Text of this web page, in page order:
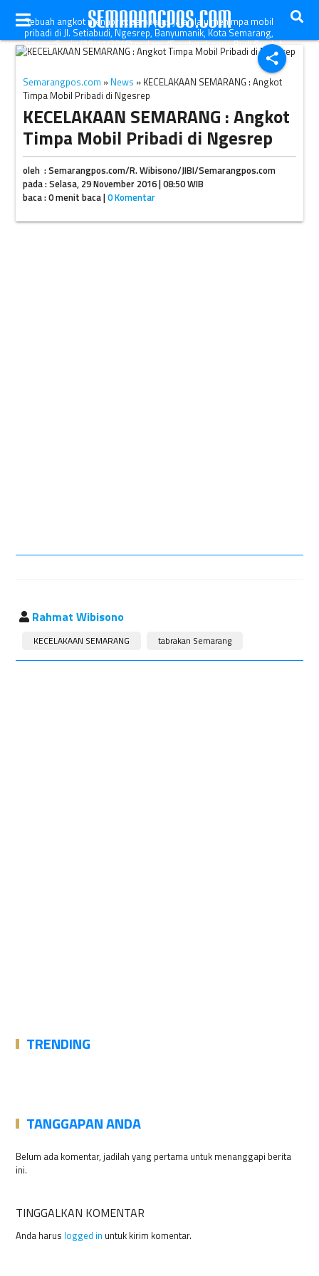
share
Sebuah angkot menabrak pembatas jalan lalu menimpa mobil
pribadi di Jl. Setiabudi, Ngesrep, Banyumanik, Kota Semarang,
Jateng, Senin (28/11/2016) malam. (Facebook.com-Budi Susilo)
Semarangpos.com » News » KECELAKAAN SEMARANG : Angkot
Timpa Mobil Pribadi di Ngesrep
KECELAKAAN SEMARANG : Angkot
Timpa Mobil Pribadi di Ngesrep
oleh : Semarangpos.com/R. Wibisono/JIBI/Semarangpos.com
pada : Selasa, 29 November 2016 | 08:50 WIB
baca : 0 menit baca |0 Komentar
Rahmat Wibisono
KECELAKAAN SEMARANG tabrakan Semarang
TRENDING
TANGGAPAN ANDA
Belum ada komentar, jadilah yang pertama untuk menanggapi berita
ini.
TINGGALKAN KOMENTAR
Anda harus logged in untuk kirim komentar.